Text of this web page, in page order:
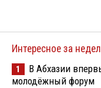
Интересное за
1
В Абхазии
молодёжный форум